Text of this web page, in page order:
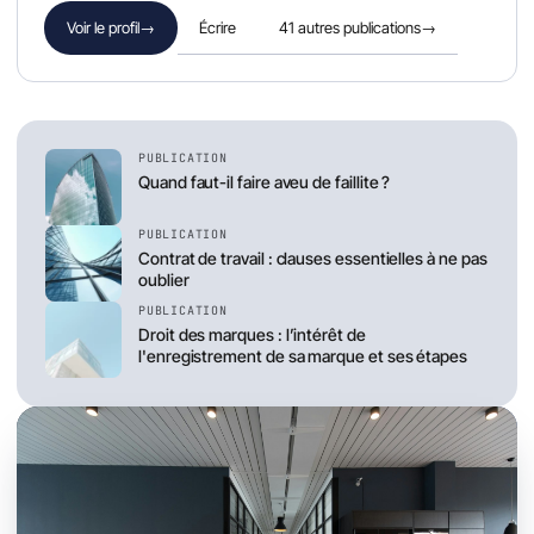
Voir le profil→ Écrire 41 autres publications→
PUBLICATION
Quand faut-il faire aveu de faillite ?
PUBLICATION
Contrat de travail : clauses essentielles à ne pas
oublier
PUBLICATION
Droit des marques : l’intérêt de
l'enregistrement de sa marque et ses étapes